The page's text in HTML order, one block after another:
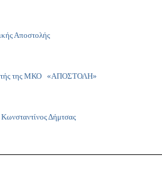
Αποστολής
της ΜΚΟ «ΑΠΟΣΤΟΛΗ»
Δήμτσας